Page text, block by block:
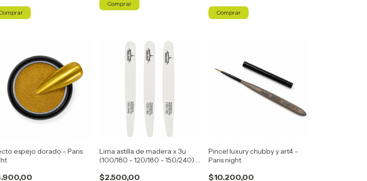
espejo dorado - Paris
Lima astilla de madera x 3u
(100/180 - 120/180 - 150/240) -
$2.500,00
Pincel luxury chubby y art4 -
Paris night
$10.200,00